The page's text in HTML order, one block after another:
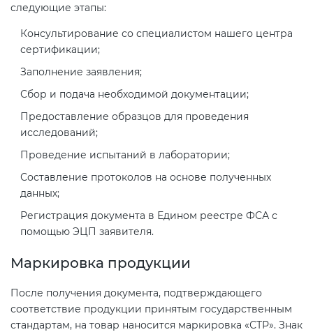
следующие этапы:
Консультирование со специалистом нашего центра
сертификации;
Заполнение заявления;
Сбор и подача необходимой документации;
Предоставление образцов для проведения
исследований;
Проведение испытаний в лаборатории;
Составление протоколов на основе полученных
данных;
Регистрация документа в Едином реестре ФСА с
помощью ЭЦП заявителя.
Маркировка продукции
После получения документа, подтверждающего
соответствие продукции принятым государственным
стандартам, на товар наносится маркировка «СТР». Знак